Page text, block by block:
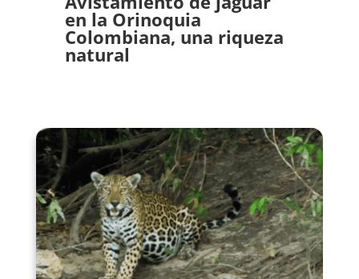
en la Orinoquia
Colombiana, una riqueza
natural